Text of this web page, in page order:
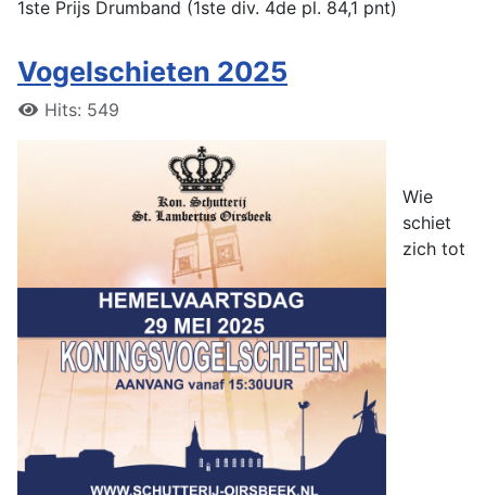
1ste Prijs Drumband (1ste div. 4de pl. 84,1 pnt)
Vogelschieten 2025
Hits: 549
Wie
schiet
zich tot